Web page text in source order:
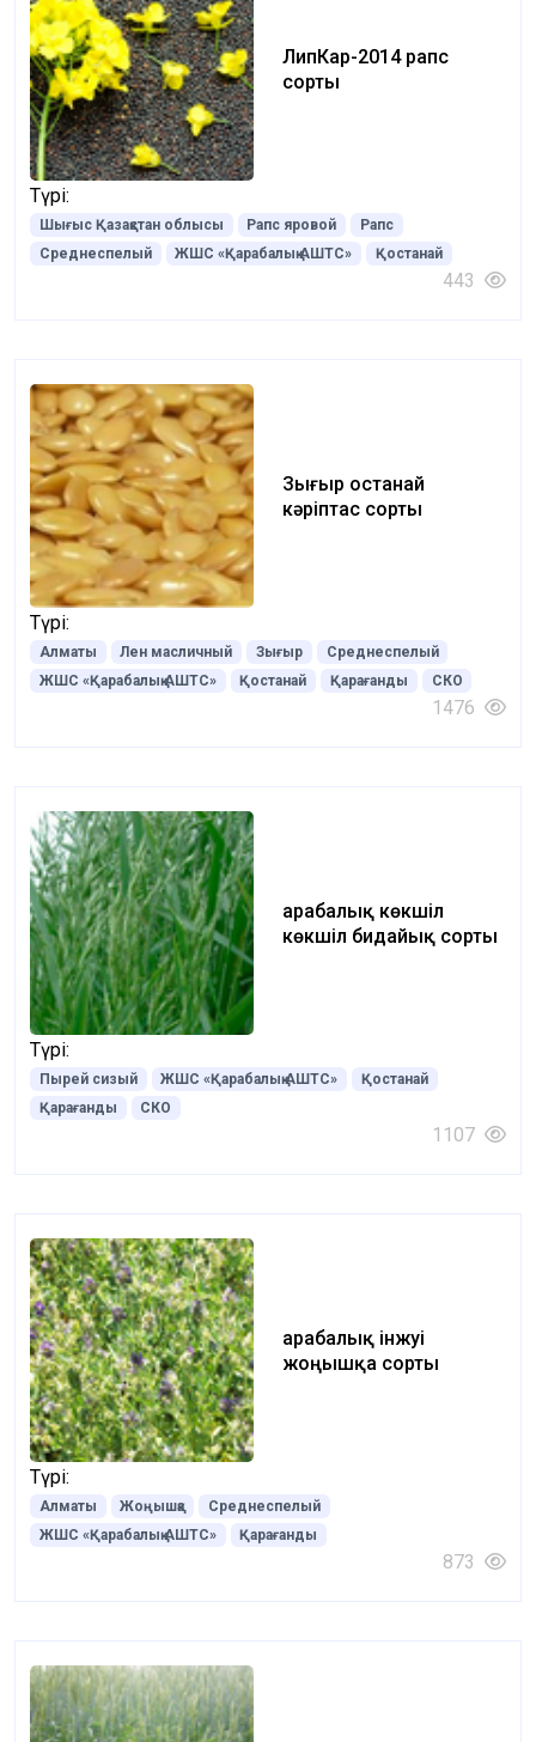
ЛипКар-2014 рапс
сорты
Түрі:
Шығыс Қазақстан облысы Рапс яровой
Рапс
Среднеспелый
ЖШС «Қарабалық АШТС» Қостанай
443
Зығыр Қостанай
кәріптас сорты
Түрі:
Алматы Лен масличный Зығыр
Среднеспелый
ЖШС «Қарабалық АШТС»
Қостанай Қарағанды СКО
1476
Қарабалық көкшіл
көкшіл бидайық сорты
Түрі:
Пырей сизый ЖШС «Қарабалық АШТС»
Қостанай
Қарағанды
СКО
1107
Қарабалық інжуі
жоңышқа сорты
Түрі:
Алматы Жоңышқа
Среднеспелый
ЖШС «Қарабалық АШТС»
Қарағанды
873